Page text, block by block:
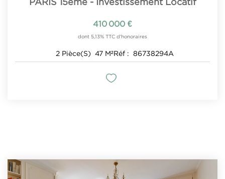
410 000 €
dont 5,13% TTC d'honoraires
2 Pièce(s) 47 M²Réf : 86738294A